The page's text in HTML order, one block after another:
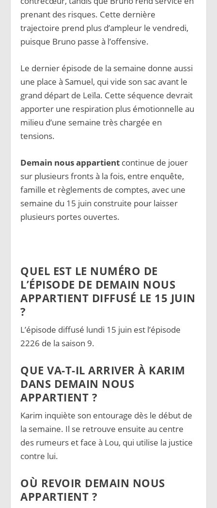
prenant des risques. Cette dernière
trajectoire prend plus d’ampleur le vendredi,
puisque Bruno passe à l’offensive.
Le dernier épisode de la semaine donne aussi
une place à Samuel, qui vide son sac avant le
grand départ de Leïla. Cette séquence devrait
apporter une respiration plus émotionnelle au
milieu d’une semaine très chargée en
tensions.
Demain nous appartient continue de jouer
sur plusieurs fronts à la fois, entre enquête,
famille et règlements de comptes, avec une
semaine du 15 juin construite pour laisser
plusieurs portes ouvertes.
QUEL EST LE NUMÉRO DE
L’ÉPISODE DE DEMAIN NOUS
APPARTIENT DIFFUSÉ LE 15 JUIN
?
L’épisode diffusé lundi 15 juin est l’épisode
2226 de la saison 9.
QUE VA-T-IL ARRIVER À KARIM
DANS DEMAIN NOUS
APPARTIENT ?
Karim inquiète son entourage dès le début de
la semaine. Il se retrouve ensuite au centre
des rumeurs et face à Lou, qui utilise la justice
contre lui.
OÙ REVOIR DEMAIN NOUS
APPARTIENT ?